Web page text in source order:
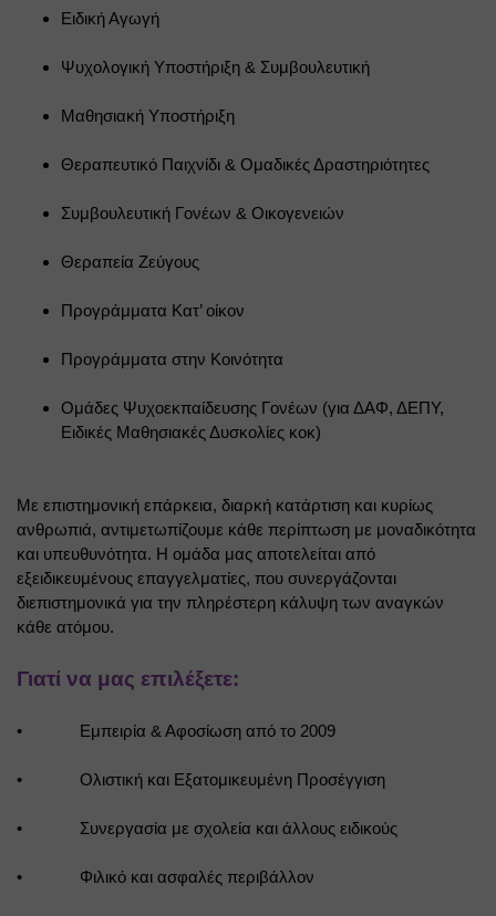
Ειδική Αγωγή
Ψυχολογική Υποστήριξη & Συμβουλευτική
Μαθησιακή Υποστήριξη
Θεραπευτικό Παιχνίδι & Ομαδικές Δραστηριότητες
Συμβουλευτική Γονέων & Οικογενειών
Θεραπεία Ζεύγους
Προγράμματα Κατ’ οίκον
Προγράμματα στην Κοινότητα
Ομάδες Ψυχοεκπαίδευσης Γονέων (για ΔΑΦ, ΔΕΠΥ,
Ειδικές Μαθησιακές Δυσκολίες κοκ)
Με επιστημονική επάρκεια, διαρκή κατάρτιση και κυρίως
ανθρωπιά, αντιμετωπίζουμε κάθε περίπτωση με μοναδικότητα
και υπευθυνότητα. Η ομάδα μας αποτελείται από
εξειδικευμένους επαγγελματίες, που συνεργάζονται
διεπιστημονικά για την πληρέστερη κάλυψη των αναγκών
κάθε ατόμου.
Γιατί να μας επιλέξετε:
• Εμπειρία & Αφοσίωση από το 2009
• Ολιστική και Εξατομικευμένη Προσέγγιση
• Συνεργασία με σχολεία και άλλους ειδικούς
• Φιλικό και ασφαλές περιβάλλον